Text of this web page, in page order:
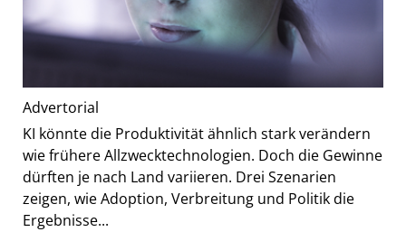
Advertorial
KI könnte die Produktivität ähnlich stark verändern
wie frühere Allzwecktechnologien. Doch die Gewinne
dürften je nach Land variieren. Drei Szenarien
zeigen, wie Adoption, Verbreitung und Politik die
Ergebnisse...